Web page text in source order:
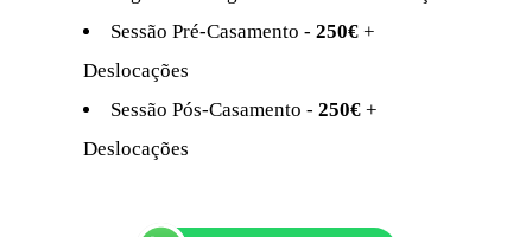
Sessão Pré-Casamento - 250€+
Deslocações
Sessão Pós-Casamento - 250€+
Deslocações